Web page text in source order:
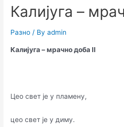
Калијуга –
Разно / Byadmin
Калијуга – мрачно доба II
Цео свет је у пламену,
цео свет је у диму.